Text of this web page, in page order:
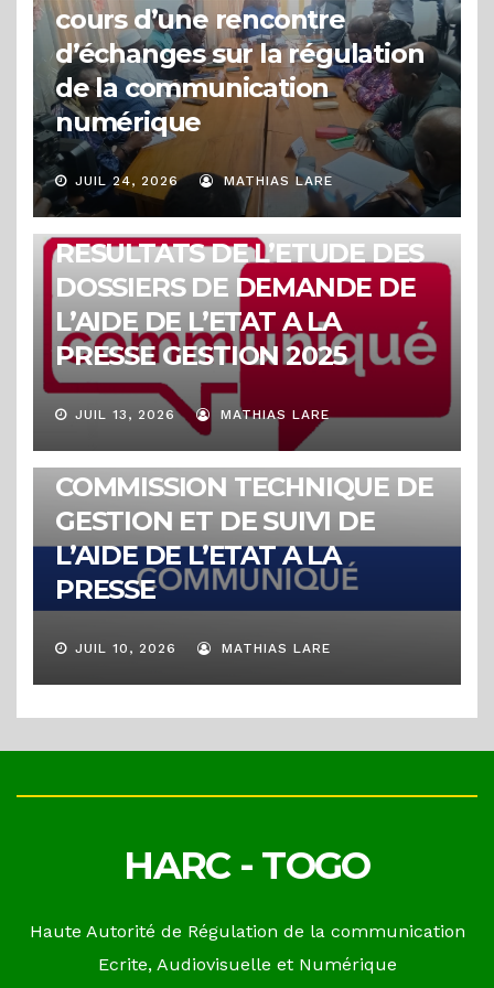
cours d’une rencontre
d’échanges sur la régulation
de la communication
numérique
JUIL 24, 2026 MATHIAS LARE
COMMUNIQUÉS
RESULTATS DE L’ETUDE DES
DOSSIERS DE DEMANDE DE
L’AIDE DE L’ETAT A LA
PRESSE GESTION 2025
JUIL 13, 2026 MATHIAS LARE
COMMUNIQUÉS
COMMUNIQUE DE LA
COMMISSION TECHNIQUE DE
GESTION ET DE SUIVI DE
L’AIDE DE L’ETAT A LA
PRESSE
JUIL 10, 2026 MATHIAS LARE
HARC - TOGO
Haute Autorité de Régulation de la communication
Ecrite, Audiovisuelle et Numérique